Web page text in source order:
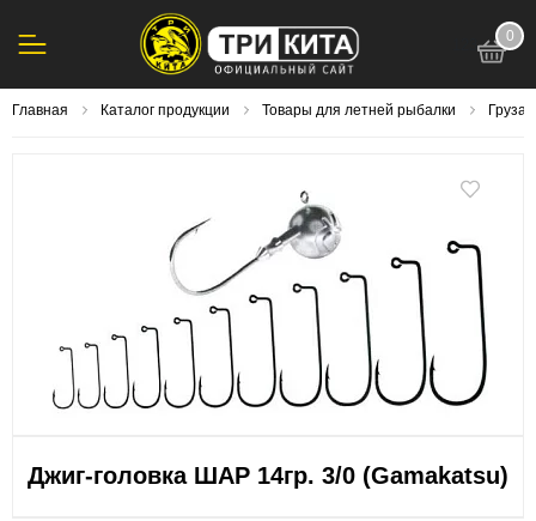
0
Главная Каталог продукции Товары для летней рыбалки Груза,
Джиг-головка ШАР 14гр. 3/0 (Gamakatsu)